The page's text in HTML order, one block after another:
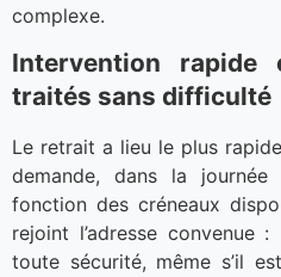
complexe.
Intervention
traités sans difficulté
Le retrait a lieu le plus
demande, dans la
fonction des créneaux
rejoint l’adresse convenue
toute sécurité, même s’il